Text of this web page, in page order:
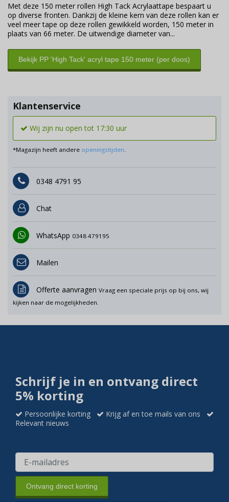
Met deze 150 meter rollen High Tack Acrylaattape bespaart u
op diverse fronten. Dankzij de kleine kern van deze rollen kan er
veel meer tape op deze rollen gewikkeld worden, 150 meter in
plaats van 66 meter. De uitwendige diameter van...
Bekijk PP 'High Tack' acryl tape 150 meter (per doos)
Klantenservice
Wij zijn nu open tot 17:30 uur
*Magazijn heeft andere openingstijden
0348 4791 95
Chat
WhatsApp 0348 479195
Mailen
Offerte aanvragen Vraag een speciale prijs op bij ons, wij
kijken naar de mogelijkheden.
Schrijf je in en ontvang direct
5% korting
Persoonlijke korting
Krijg af en toe mails van ons
Relevant nieuws
Ontvang direct korting